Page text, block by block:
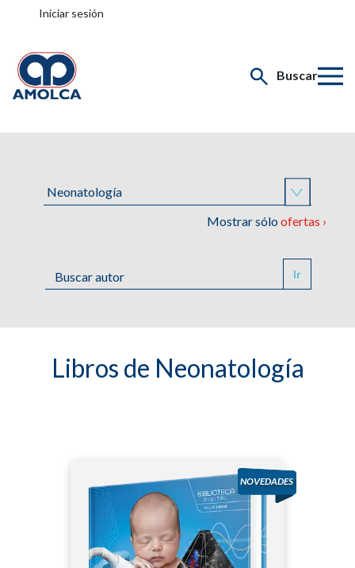
Iniciar sesión
Buscar
Mostrar sóloofertas ›
Ir
Libros de Neonatología